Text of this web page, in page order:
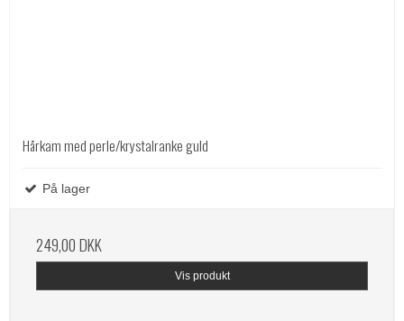
Hårkam med perle/krystalranke guld
På lager
249,00 DKK
Vis produkt